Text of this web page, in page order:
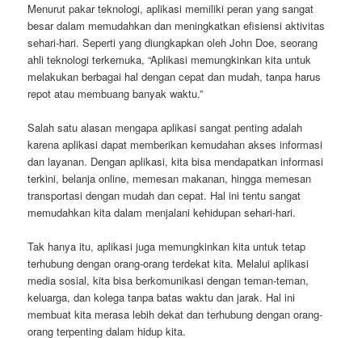
Menurut pakar teknologi, aplikasi memiliki peran yang sangat
besar dalam memudahkan dan meningkatkan efisiensi aktivitas
sehari-hari. Seperti yang diungkapkan oleh John Doe, seorang
ahli teknologi terkemuka, “Aplikasi memungkinkan kita untuk
melakukan berbagai hal dengan cepat dan mudah, tanpa harus
repot atau membuang banyak waktu.”
Salah satu alasan mengapa aplikasi sangat penting adalah
karena aplikasi dapat memberikan kemudahan akses informasi
dan layanan. Dengan aplikasi, kita bisa mendapatkan informasi
terkini, belanja online, memesan makanan, hingga memesan
transportasi dengan mudah dan cepat. Hal ini tentu sangat
memudahkan kita dalam menjalani kehidupan sehari-hari.
Tak hanya itu, aplikasi juga memungkinkan kita untuk tetap
terhubung dengan orang-orang terdekat kita. Melalui aplikasi
media sosial, kita bisa berkomunikasi dengan teman-teman,
keluarga, dan kolega tanpa batas waktu dan jarak. Hal ini
membuat kita merasa lebih dekat dan terhubung dengan orang-
orang terpenting dalam hidup kita.